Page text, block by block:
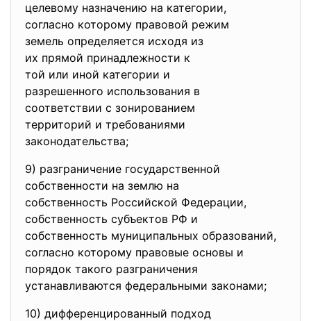
целевому назначению на категории,
согласно которому правовой режим
земель определяется исходя из
их прямой принадлежности к
той или иной категории и
разрешенного использования в
соответствии с зонированием
территорий и требованиями
законодательства;
9) разграничение государственной
собственности на землю на
собственность Российской Федерации,
собственность субъектов РФ и
собственность муниципальных образований,
согласно которому правовые основы и
порядок такого разграничения
устанавливаются федеральными законами;
10) дифференцированный подход